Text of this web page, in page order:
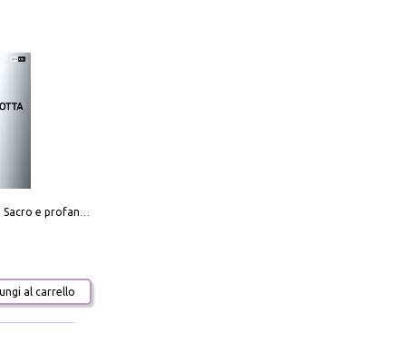
Mario Botta. Sacro e profano-Sacred and profane
al carrello